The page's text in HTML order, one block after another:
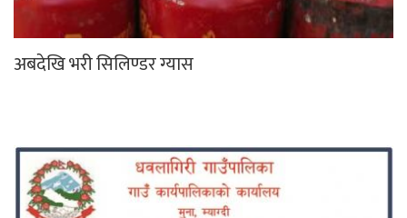
अबदेखि भरी सिलिण्डर ग्यास